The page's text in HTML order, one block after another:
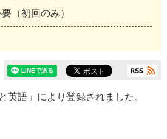
要（初回のみ）
英語 」により登録されました。